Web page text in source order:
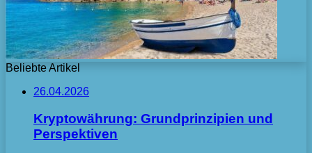
Beliebte Artikel
26.04.2026
Kryptowährung: Grundprinzipien und
Perspektiven